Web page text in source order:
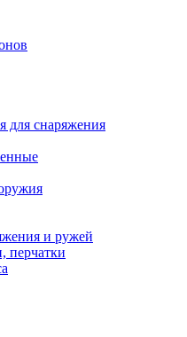
для снаряжения
и ружей
перчатки